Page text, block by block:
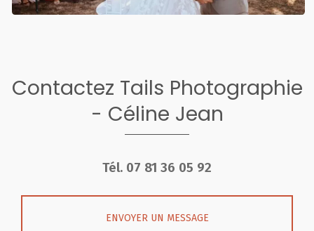
Contactez Tails Photographie
- Céline Jean
Tél. 07 81 36 05 92
ENVOYER UN MESSAGE